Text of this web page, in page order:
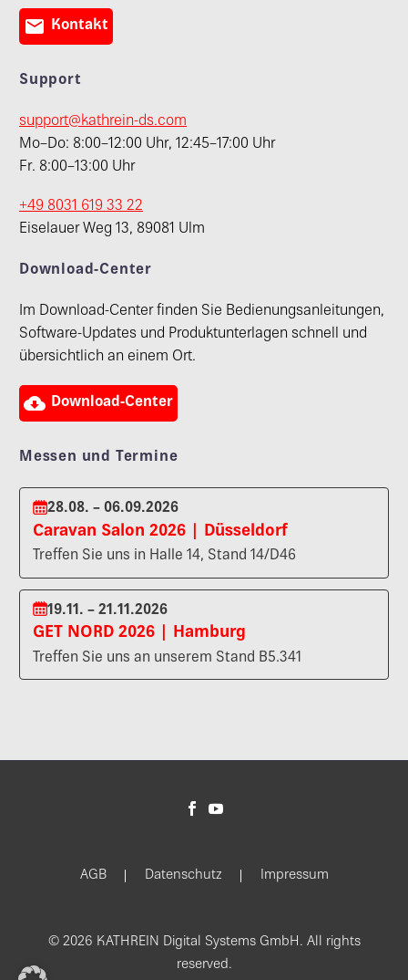
 Kontakt
Support
support@kathrein-ds.com
Mo–Do: 8:00–12:00 Uhr, 12:45–17:00 Uhr
Fr. 8:00–13:00 Uhr
+49 8031 619 33 22
Eiselauer Weg 13, 89081 Ulm
Download-Center
Im Download-Center finden Sie Bedienungsanleitungen,
Software-Updates und Produktunterlagen schnell und
übersichtlich an einem Ort.
 Download-Center
Messen und Termine
28.08. – 06.09.2026
Caravan Salon 2026 | Düsseldorf
Treffen Sie uns in Halle 14, Stand 14/D46
19.11. – 21.11.2026
GET NORD 2026 | Hamburg
Treffen Sie uns an unserem Stand B5.341
AGB Datenschutz Impressum
© 2026 KATHREIN Digital Systems GmbH. All rights
reserved.